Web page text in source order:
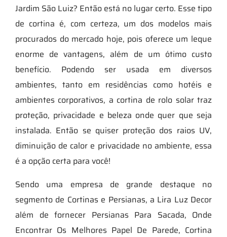
Jardim São Luiz? Então está no lugar certo. Esse tipo
de cortina é, com certeza, um dos modelos mais
procurados do mercado hoje, pois oferece um leque
enorme de vantagens, além de um ótimo custo
benefício. Podendo ser usada em diversos
ambientes, tanto em residências como hotéis e
ambientes corporativos, a cortina de rolo solar traz
proteção, privacidade e beleza onde quer que seja
instalada. Então se quiser proteção dos raios UV,
diminuição de calor e privacidade no ambiente, essa
é a opção certa para você!
Sendo uma empresa de grande destaque no
segmento de Cortinas e Persianas, a Lira Luz Decor
além de fornecer Persianas Para Sacada, Onde
Encontrar Os Melhores Papel De Parede, Cortina